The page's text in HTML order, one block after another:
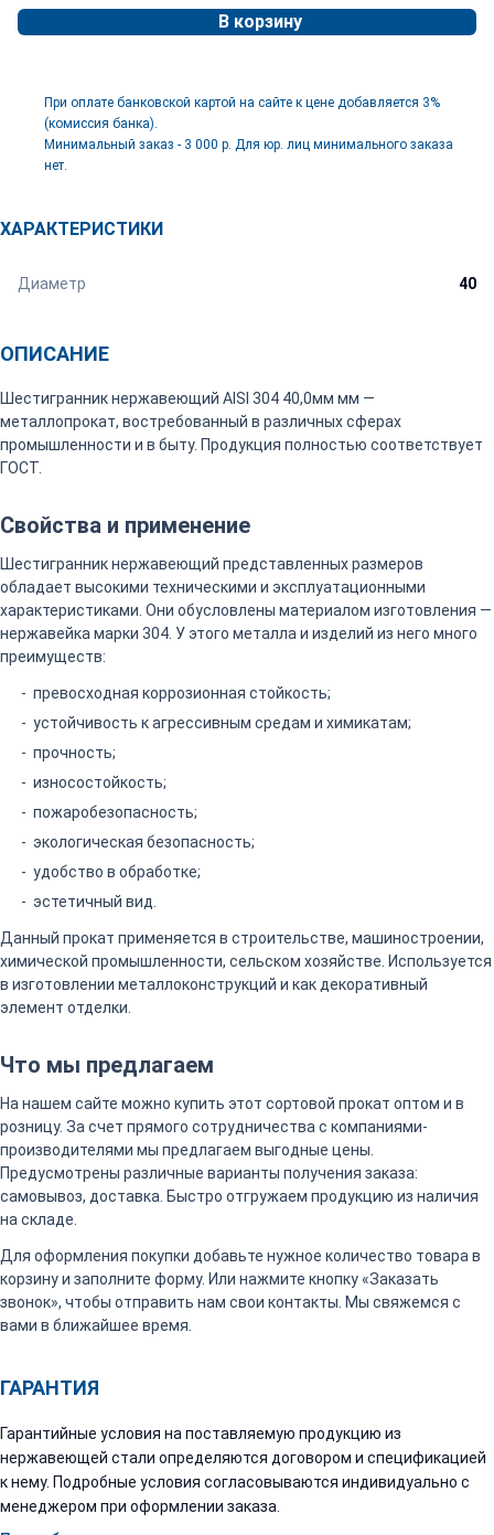
В корзину
При оплате банковской картой на сайте к цене добавляется 3%
(комиссия банка).
Минимальный заказ - 3 000 р. Для юр. лиц минимального заказа
нет.
ХАРАКТЕРИСТИКИ
Диаметр 40
ОПИСАНИЕ
Шестигранник нержавеющий AISI 304 40,0мм мм —
металлопрокат, востребованный в различных сферах
промышленности и в быту. Продукция полностью соответствует
ГОСТ.
Свойства и применение
Шестигранник нержавеющий представленных размеров
обладает высокими техническими и эксплуатационными
характеристиками. Они обусловлены материалом изготовления —
нержавейка марки 304. У этого металла и изделий из него много
преимуществ:
превосходная коррозионная стойкость;
устойчивость к агрессивным средам и химикатам;
прочность;
износостойкость;
пожаробезопасность;
экологическая безопасность;
удобство в обработке;
эстетичный вид.
Данный прокат применяется в строительстве, машиностроении,
химической промышленности, сельском хозяйстве. Используется
в изготовлении металлоконструкций и как декоративный
элемент отделки.
Что мы предлагаем
На нашем сайте можно купить этот сортовой прокат оптом и в
розницу. За счет прямого сотрудничества с компаниями-
производителями мы предлагаем выгодные цены.
Предусмотрены различные варианты получения заказа:
самовывоз, доставка. Быстро отгружаем продукцию из наличия
на складе.
Для оформления покупки добавьте нужное количество товара в
корзину и заполните форму. Или нажмите кнопку «Заказать
звонок», чтобы отправить нам свои контакты. Мы свяжемся с
вами в ближайшее время.
ГАРАНТИЯ
Гарантийные условия на поставляемую продукцию из
нержавеющей стали определяются договором и спецификацией
к нему. Подробные условия согласовываются индивидуально с
менеджером при оформлении заказа.